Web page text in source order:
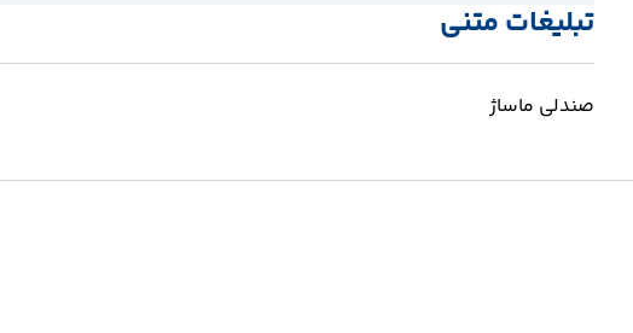
تبلیغات متنی
صندلی ماساژ